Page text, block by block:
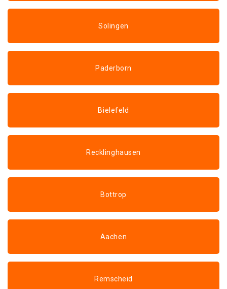
Solingen
Paderborn
Bielefeld
Recklinghausen
Bottrop
Aachen
Remscheid